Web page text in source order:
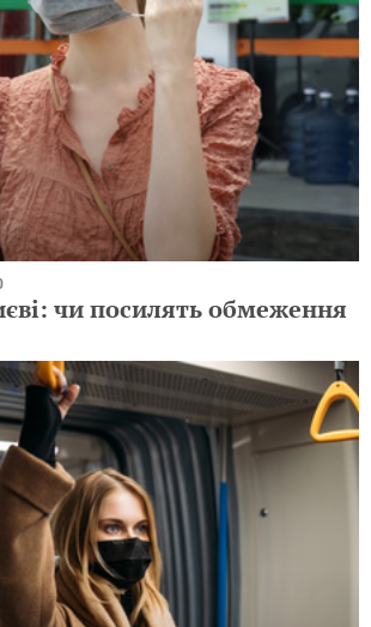
чи посилять обмеження